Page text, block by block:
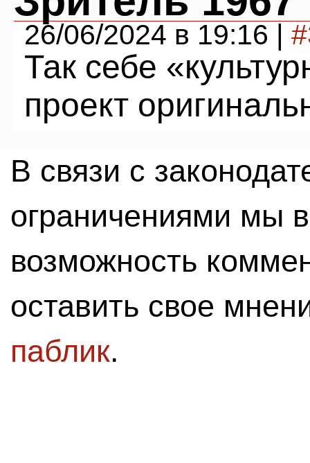
26/06/2024 в 19:16 |
Так себе
проект
В связи с
ограничениями мы
возможность
оставить свое
паблик.